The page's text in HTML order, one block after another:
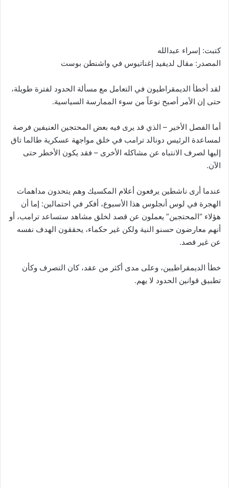
كتبت: إسراء عبدالله
المصدر: مقال لديفيد إغناتيوس في واشنطن بوست
لقد أخطأ الديمقراطيون في التعامل مع مسألة الحدود لفترة طويلة،
حتى إن الأمر أصبح نوعاً من سوء الممارسة السياسية.
أما الفصل الأخير – الذي قد يرى فيه بعض المحتجين العنيفين فرصة
لمساعدة الرئيس دونالد ترامب في خلق مواجهة عسكرية طالما تاق
إليها لصرف الانتباه عن مشاكله الأخرى – فقد يكون الأخطر حتى
الآن.
عندما أرى ناشطين يرفعون أعلام المكسيك وهم يتحدون مداهمات
الهجرة في لوس أنجلوس هذا الأسبوع، أفكر في احتمالين: إما أن
هؤلاء “المحتجين” يعملون عن قصد لخلق مشاهد ستساعد ترامب، أو
أنهم معارضون حسنو النية ولكن غير حكماء، يحققون الهدف نفسه
عن غير قصد.
خطأ الديمقراطيين، وعلى مدى أكثر من عقد، كان التصرف وكأن
تطبيق قوانين الحدود لا يهم.